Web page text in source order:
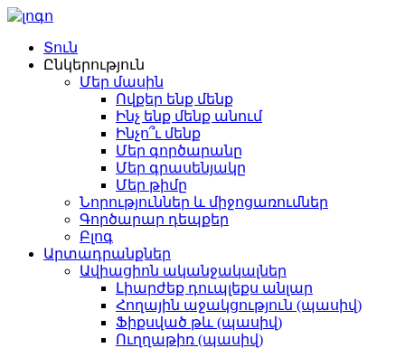
Տուն
Ընկերություն
Մեր մասին
Ովքեր ենք մենք
Ինչ ենք մենք անում
Ինչո՞ւ մենք
Մեր գործարանը
Մեր գրասենյակը
Մեր թիմը
Նորություններ և միջոցառումներ
Գործարար դեպքեր
Բլոգ
Արտադրանքներ
Ավիացիոն ականջակալներ
Լիարժեք դուպլեքս անլար
Հողային աջակցություն (պասիվ)
Ֆիքսված թև (պասիվ)
Ուղղաթիռ (պասիվ)